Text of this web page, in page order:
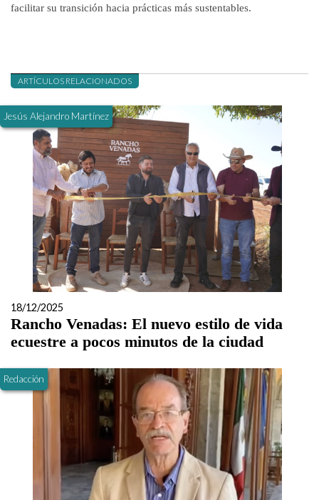
facilitar su transición hacia prácticas más sustentables.
ARTÍCULOS RELACIONADOS
Jesús Alejandro Martínez
18/12/2025
Rancho Venadas: El nuevo estilo de vida
ecuestre a pocos minutos de la ciudad
Redacción